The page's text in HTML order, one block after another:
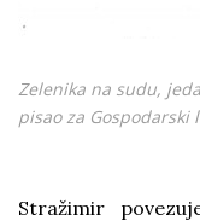
Zelenika na sudu,
pisao za Gospodarski
Stražimir